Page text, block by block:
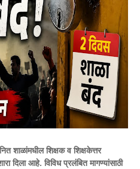
शाळांमधील शिक्षक व शिक्षकेत्तर
दिला आहे. विविध प्रलंबित मागण्यांसाठी